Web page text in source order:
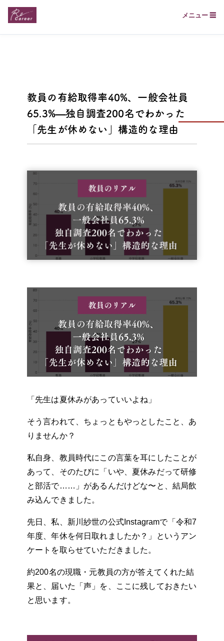
メニュー ☰
教員の有給取得率40%、一般会社員
65.3%—独自調査200名でわかった
「先生が休めない」構造的な理由
「先生は夏休みがあっていいよね」
そう言われて、ちょっともやっとしたこと、あ
りませんか？
私自身、教員時代にこの言葉を耳にしたことが
あって、そのたびに「いや、夏休みだって研修
と部活で……」があるんだけどな〜と、結局飲
み込んできました。
先日、私、新川紗世の公式Instagramで「令和7
年度、年休を何日取れましたか？」というアン
ケートを取らせていただきました。
約200名の現職・元教員の方が答えてくれた結
果と、届いた「声」を、ここに残しておきたい
と思います。